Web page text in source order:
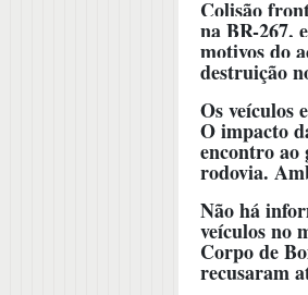
Colisão
na BR-267,
motivos do
destruição
Os veículos
O impacto
encontro ao
rodovia.
Não há
veículos no
Corpo de
recusaram